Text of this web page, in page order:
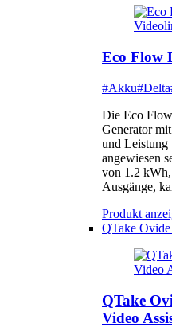
Eco Flow
#Akku#Delta
Die Eco
Generator
und Leistung
angewiesen
von 1.2
Ausgänge,
Produkt
QTake
QTake
Video